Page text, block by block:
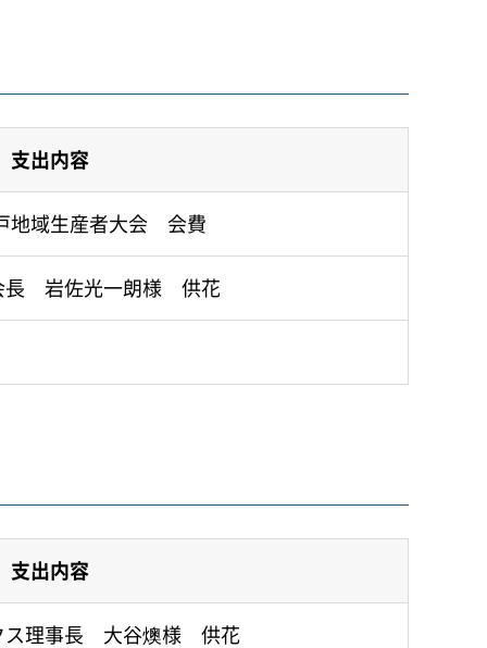
支出内容
地域生産者大会 会費
長 岩佐光一朗様 供花
支出内容
ス理事長 大谷燠様 供花